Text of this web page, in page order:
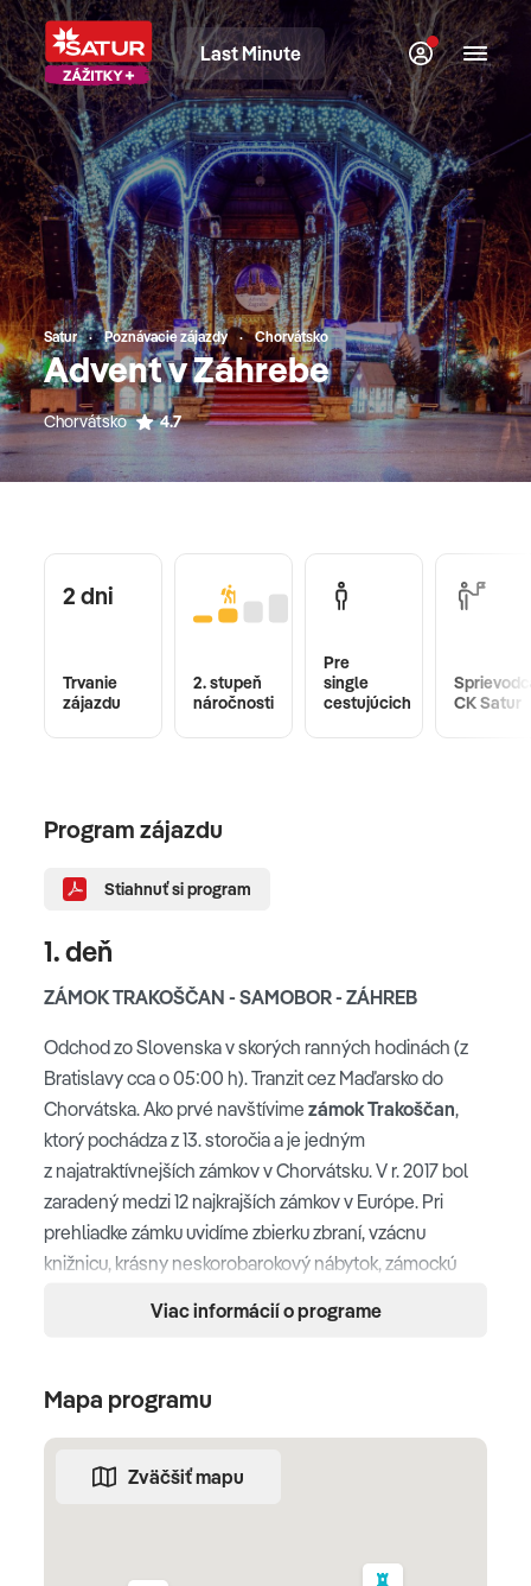
Last Minute
Satur Poznávacie zájazdy Chorvátsko
Advent v Záhrebe
Chorvátsko 4.7
2 dni
Trvanie
zájazdu
2. stupeň
náročnosti
Pre
single
cestujúcich
CK Satur
Program zájazdu
Stiahnuť si program
1. deň
ZÁMOK TRAKOŠČAN - SAMOBOR - ZÁHREB
Odchod zo Slovenska v skorých ranných hodinách (z
Bratislavy cca o 05:00 h). Tranzit cez Maďarsko do
Chorvátska. Ako prvé navštívime zámok Trakoščan,
ktorý pochádza z 13. storočia a je jedným
z najatraktívnejších zámkov v Chorvátsku. V r. 2017 bol
zaradený medzi 12 najkrajších zámkov v Európe. Pri
prehliadke zámku uvidíme zbierku zbraní, vzácnu
knižnicu, krásny neskorobarokový nábytok, zámockú
Draškovičov. Zámok stojí obklopený historickými
budeme pokračovať do pôvabného
Jeho história siaha do r. 1242, kedy ho kráľ Béla IV.
vyhlásil za slobodné kráľovské mesto. Pešia prehliadka
– kostol sv. Anastázie, františkánsky kostol Blaženej
Prica. Kto bude mať záujem, môže si pochutnať na
Viac informácií o programe
Mapa programu
Zväčšiť mapu